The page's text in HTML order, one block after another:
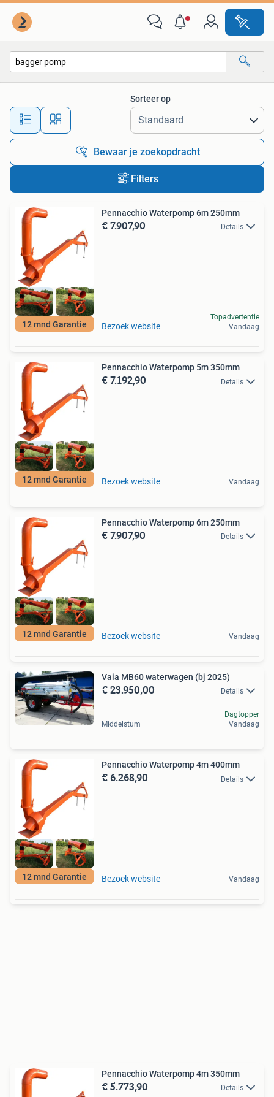
Alle afstanden…
Sorteer op
Bewaar je zoekopdracht
Filters
12 mnd Garantie
Pennacchio Waterpomp 6m 250mm
€ 7.907,90 Details
Bezoek website
Topadvertentie
Vandaag
12 mnd Garantie
Pennacchio Waterpomp 5m 350mm
€ 7.192,90 Details
Bezoek website Vandaag
12 mnd Garantie
Pennacchio Waterpomp 6m 250mm
€ 7.907,90 Details
Bezoek website Vandaag
Vaia MB60 waterwagen (bj 2025)
€ 23.950,00 Details
Middelstum
Dagtopper
Vandaag
12 mnd Garantie
Pennacchio Waterpomp 4m 400mm
€ 6.268,90 Details
Bezoek website Vandaag
Pennacchio Waterpomp 4m 350mm
€ 5.773,90 Details